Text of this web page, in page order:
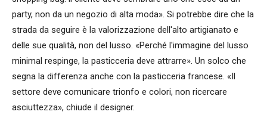
party, non da un negozio di alta moda». Si potrebbe dire che la
strada da seguire è la valorizzazione dell'alto artigianato e
delle sue qualità, non del lusso. «Perché l'immagine del lusso
minimal respinge, la pasticceria deve attrarre». Un solco che
segna la differenza anche con la pasticceria francese. «Il
settore deve comunicare trionfo e colori, non ricercare
asciuttezza», chiude il designer.